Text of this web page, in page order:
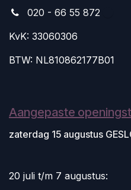
020 - 66 55 872
KvK: 33060306
BTW: NL810862177B01
Aangepaste
zaterdag 15 augustus
20 juli t/m 7 augustus: